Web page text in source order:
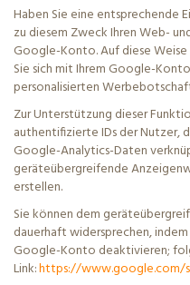
Haben Sie eine
zu diesem Zweck Ihren Web-
Google-Konto. Auf diese
Sie sich mit Ihrem Google-
personalisierten
Zur Unterstützung dieser
authentifizierte IDs der Nutzer,
Google-Analytics-Daten
geräteübergreifende
erstellen.
Sie können dem
dauerhaft widersprechen,
Google-Konto deaktivieren;
Link:https://